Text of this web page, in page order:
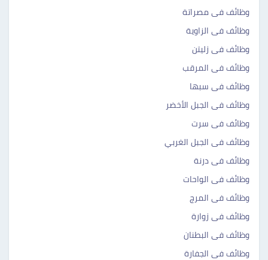
وظائف فى مصراتة
وظائف فى الزاوية
وظائف فى زليتن
وظائف فى المرقب
وظائف فى سبها
وظائف فى الجبل الأخضر
وظائف فى سرت
وظائف فى الجبل الغربي
وظائف فى درنة
وظائف فى الواحات
وظائف فى المرج
وظائف فى زوارة
وظائف فى البطنان
وظائف فى الجفارة